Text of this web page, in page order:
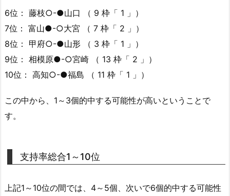
6位： 藤枝○-●山口 （ 9 枠「 1 」）
7位： 富山●-○大宮 （ 7 枠「 2 」）
8位： 甲府○-●山形 （ 3 枠「 1 」）
9位： 相模原●-○宮崎 （ 13 枠「 2 」）
10位： 高知○-●福島 （ 11 枠「 1 」）
この中から、1～3個的中する可能性が高いということで
す。
支持率総合1～10位
上記1～10位の間では、4～5個、次いで6個的中する可能性